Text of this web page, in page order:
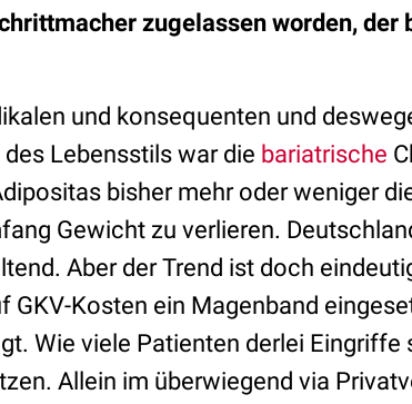
zugelassen worden, der
und konsequenten und
Lebensstils war die bariatrische
bisher mehr oder weniger
Gewicht zu verlieren.
Aber der Trend ist doch
GKV-Kosten ein Magenband
Wie viele Patienten derlei Eingriffe
Allein im überwiegend via